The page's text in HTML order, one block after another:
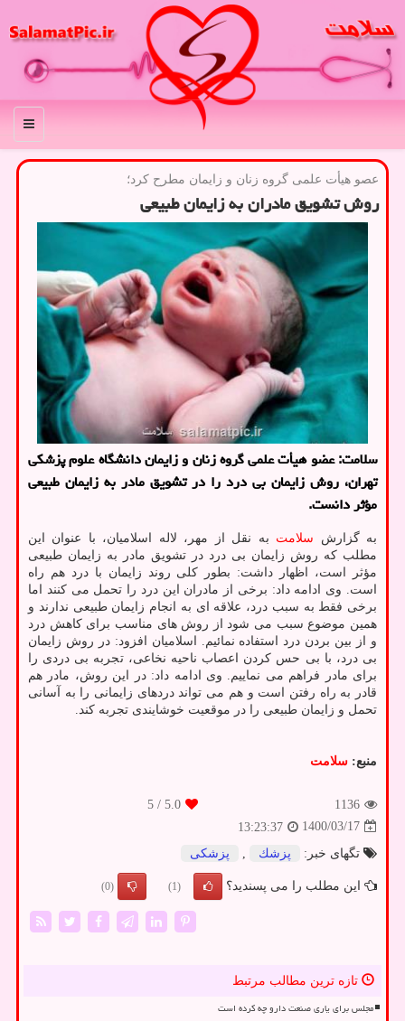
منو
عصو هیأت علمی گروه زنان و زایمان مطرح كرد؛
روش تشویق مادران به زایمان طبیعی
سلامت: عضو هیأت علمی گروه زنان و زایمان دانشگاه علوم پزشکی
تهران، روش زایمان بی درد را در تشویق مادر به زایمان طبیعی
مؤثر دانست.
به گزارش سلامت به نقل از مهر، لاله اسلامیان، با عنوان این
مطلب که روش زایمان بی درد در تشویق مادر به زایمان طبیعی
مؤثر است، اظهار داشت: بطور کلی روند زایمان با درد هم راه
است. وی ادامه داد: برخی از مادران این درد را تحمل می کنند اما
برخی فقط به سبب درد، علاقه ای به انجام زایمان طبیعی ندارند و
همین موضوع سبب می شود از روش های مناسب برای کاهش درد
و از بین بردن درد استفاده نمائیم. اسلامیان افزود: در روش زایمان
بی درد، با بی حس کردن اعصاب ناحیه نخاعی، تجربه بی دردی را
برای مادر فراهم می نماییم. وی ادامه داد: در این روش، مادر هم
قادر به راه رفتن است و هم می تواند دردهای زایمانی را به آسانی
تحمل و زایمان طبیعی را در موقعیت خوشایندی تجربه کند.
منبع: سلامت
1136
5.0
/ 5
1400/03/17
13:23:37
تگهای خبر:
پزشك پزشكی
این مطلب را می پسندید؟ (1)
(0)
تازه ترین مطالب مرتبط
مجلس برای یاری صنعت دارو چه کرده است